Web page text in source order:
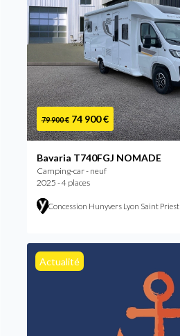
79 900 € 74 900 €
Bavaria T740FGJ NOMADE
Camping-car - neuf
2025 - 4 places
Concession Hunyvers Lyon Saint Priest
Actualité